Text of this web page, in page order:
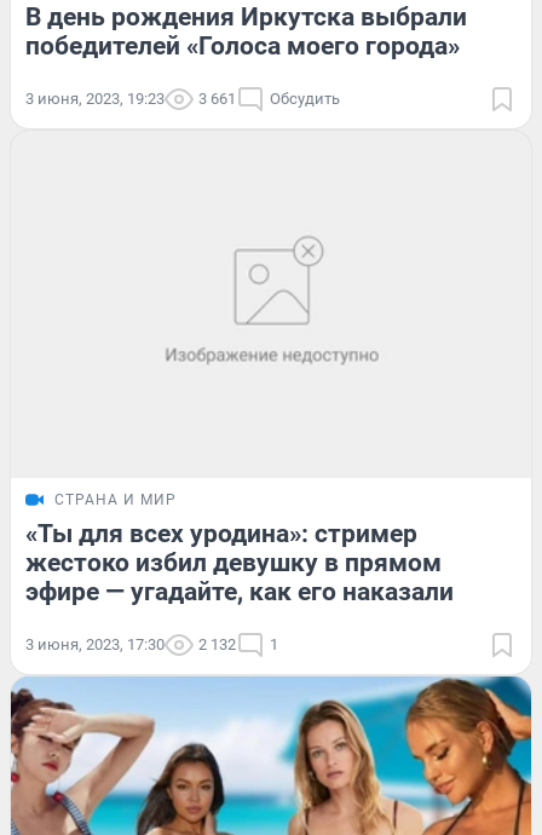
В день рождения Иркутска выбрали
победителей «Голоса моего города»
3 июня, 2023, 19:23 3 661 Обсудить
СТРАНА И МИР
«Ты для всех уродина»: стример
жестоко избил девушку в прямом
эфире — угадайте, как его наказали
3 июня, 2023, 17:30 2 132 1